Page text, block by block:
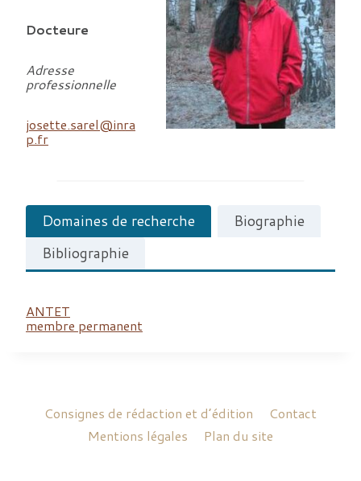
Docteure
Adresse
professionnelle
josette.sarel@inra
p.fr
Domaines de recherche
Biographie
Bibliographie
ANTET
membre permanent
Consignes de rédaction et d’édition
Contact
Mentions légales
Plan du site